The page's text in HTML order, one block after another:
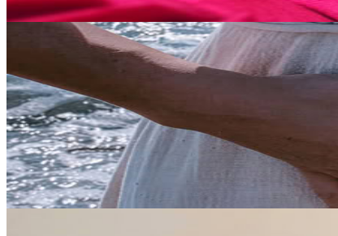
Vienna, Austria
Formazione di Guarigione dell'Utero Addominale
Questo percorso formativo rappresenta un accesso privilegiato
1890,00 €
9 novembre 2026 17:00
Vienna, Austria